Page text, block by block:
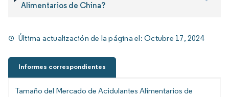
Alimentarios de China?
Última actualización de la página el:Octubre 17, 2024
Informes correspondientes
Tamaño del Mercado de Acidulantes Alimentarios de